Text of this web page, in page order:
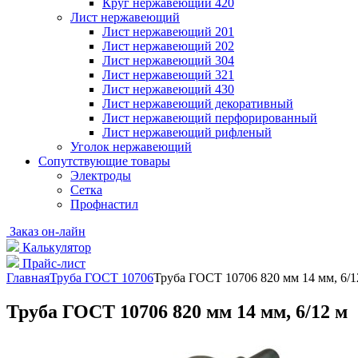
Круг нержавеющий 420
Лист нержавеющий
Лист нержавеющий 201
Лист нержавеющий 202
Лист нержавеющий 304
Лист нержавеющий 321
Лист нержавеющий 430
Лист нержавеющий декоративный
Лист нержавеющий перфорированный
Лист нержавеющий рифленый
Уголок нержавеющий
Cопутствующие товары
Электроды
Сетка
Профнастил
Заказ он-лайн
Калькулятор
Прайс-лист
ГлавнаяТруба ГОСТ 10706Труба ГОСТ 10706 820 мм 14 мм, 6/
Труба ГОСТ 10706 820 мм 14 мм, 6/12 м